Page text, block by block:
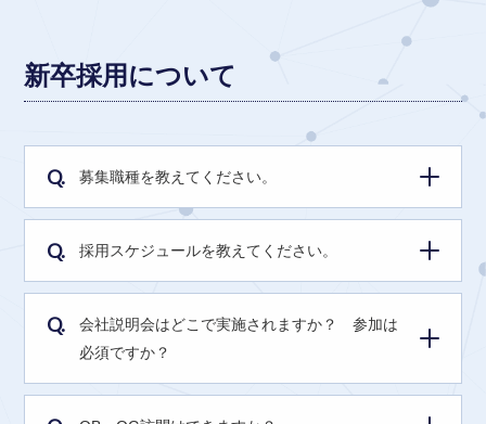
新卒採用について
Q. 募集職種を教えてください。
Q. 採用スケジュールを教えてください。
Q.
会社説明会はどこで実施されますか？ 参加は
必須ですか？